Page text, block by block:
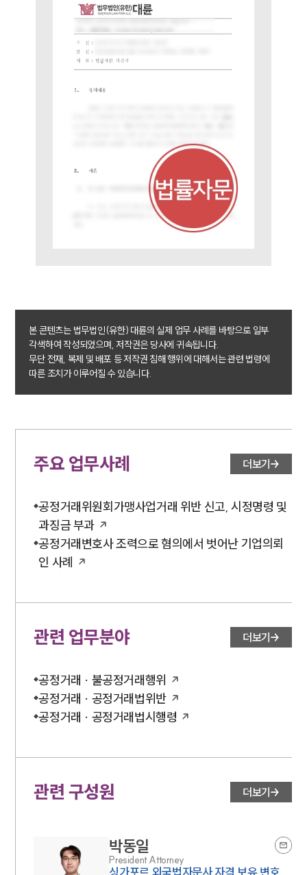
본 콘텐츠는 법무법인(유한) 대륜의 실제 업무 사례를 바탕으로 일부
각색하여 작성되었으며, 저작권은 당사에 귀속됩니다.
무단 전재, 복제 및 배포 등 저작권 침해 행위에 대해서는 관련 법령에
따른 조치가 이루어질 수 있습니다.
주요 업무사례 더보기
공정거래위원회가맹사업거래 위반 신고, 시정명령 및
과징금 부과
공정거래변호사 조력으로 혐의에서 벗어난 기업의뢰
인 사례
관련 업무분야 더보기
공정거래 · 불공정거래행위
공정거래 · 공정거래법위반
공정거래 · 공정거래법시행령
관련 구성원 더보기
박동일
President Attorney